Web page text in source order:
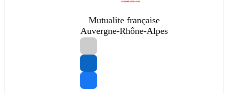
Mutualite française
Auvergne-Rhône-Alpes